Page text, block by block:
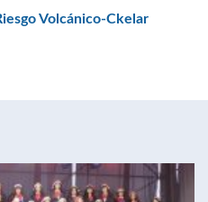
Volcánico-Ckelar